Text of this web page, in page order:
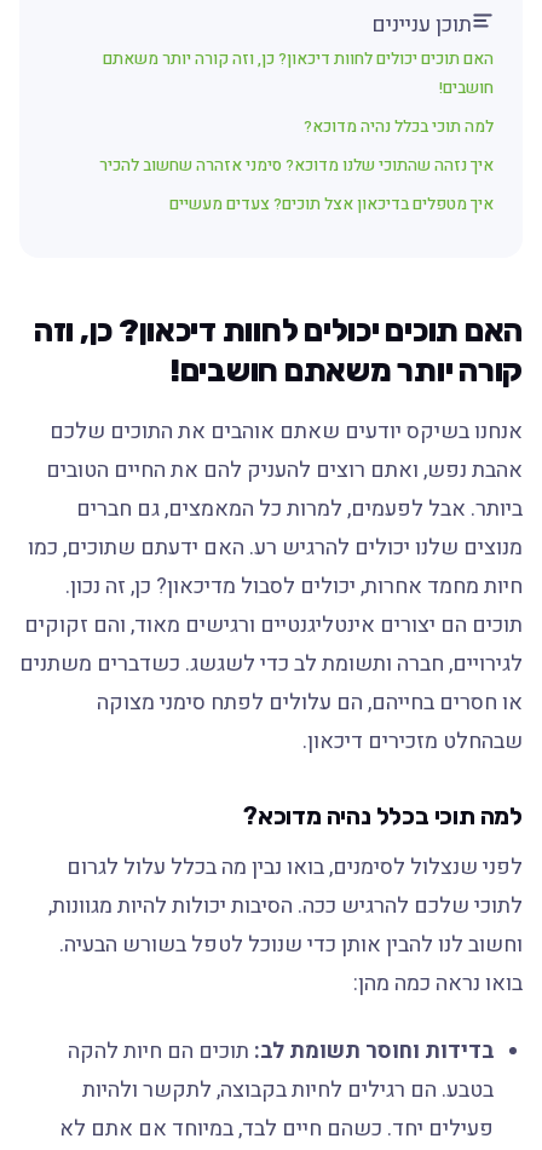
תוכן עניינים
האם תוכים יכולים לחוות דיכאון? כן, וזה קורה יותר משאתם
חושבים!
למה תוכי בכלל נהיה מדוכא?
איך נזהה שהתוכי שלנו מדוכא? סימני אזהרה שחשוב להכיר
איך מטפלים בדיכאון אצל תוכים? צעדים מעשיים
האם תוכים יכולים לחוות דיכאון? כן, וזה
קורה יותר משאתם חושבים!
אנחנו בשיקס יודעים שאתם אוהבים את התוכים שלכם
אהבת נפש, ואתם רוצים להעניק להם את החיים הטובים
ביותר. אבל לפעמים, למרות כל המאמצים, גם חברים
מנוצים שלנו יכולים להרגיש רע. האם ידעתם שתוכים, כמו
חיות מחמד אחרות, יכולים לסבול מדיכאון? כן, זה נכון.
תוכים הם יצורים אינטליגנטיים ורגישים מאוד, והם זקוקים
לגירויים, חברה ותשומת לב כדי לשגשג. כשדברים משתנים
או חסרים בחייהם, הם עלולים לפתח סימני מצוקה
שבהחלט מזכירים דיכאון.
למה תוכי בכלל נהיה מדוכא?
לפני שנצלול לסימנים, בואו נבין מה בכלל עלול לגרום
לתוכי שלכם להרגיש ככה. הסיבות יכולות להיות מגוונות,
וחשוב לנו להבין אותן כדי שנוכל לטפל בשורש הבעיה.
בואו נראה כמה מהן:
בדידות וחוסר תשומת לב:תוכים הם חיות להקה
בטבע. הם רגילים לחיות בקבוצה, לתקשר ולהיות
פעילים יחד. כשהם חיים לבד, במיוחד אם אתם לא